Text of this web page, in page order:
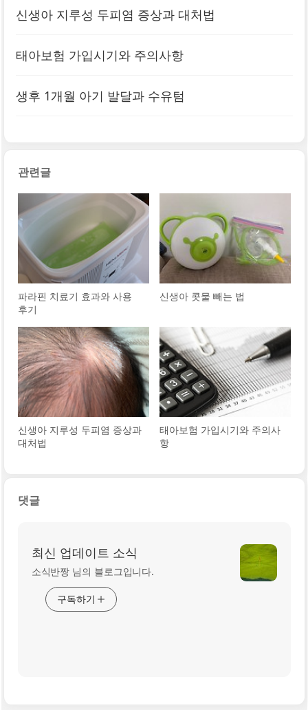
신생아 지루성 두피염 증상과 대처법
태아보험 가입시기와 주의사항
생후 1개월 아기 발달과 수유텀
관련글
파라핀 치료기 효과와 사용
후기
신생아 콧물 빼는 법
신생아 지루성 두피염 증상과
대처법
태아보험 가입시기와 주의사
항
댓글
최신 업데이트 소식
소식반짱 님의 블로그입니다.
구독하기